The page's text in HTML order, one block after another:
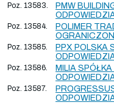
Poz. 13583.
PMW
Poz. 13584.
POLIMER
Poz. 13585.
PPX POLSKA
Poz. 13586.
MILIA
Poz. 13587.